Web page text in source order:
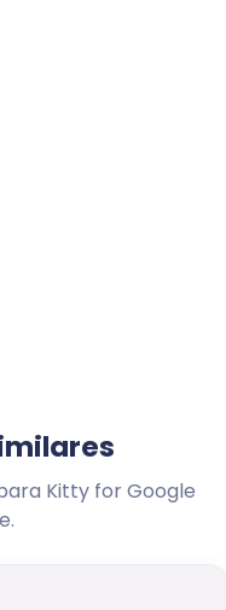
Kitty for Google